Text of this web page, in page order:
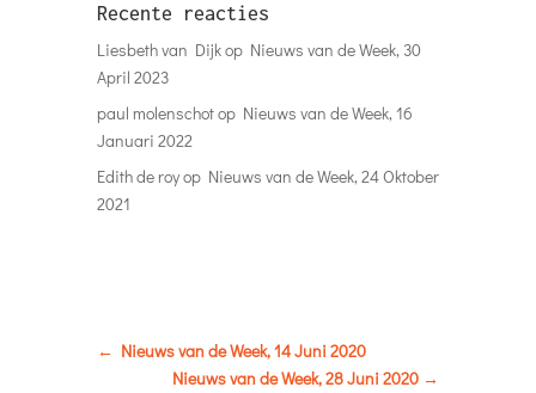
Recente reacties
Liesbeth van Dijkop Nieuws van de Week, 30
April 2023
paul molenschotop Nieuws van de Week, 16
Januari 2022
Edith de royop Nieuws van de Week, 24 Oktober
2021
← Nieuws van de Week, 14 Juni 2020
Nieuws van de Week, 28 Juni 2020 →